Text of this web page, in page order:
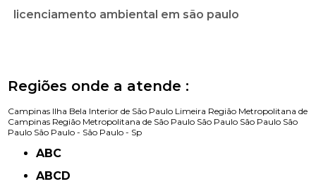
licenciamento ambiental em são paulo
Regiões onde a atende :
Campinas Ilha Bela Interior de São Paulo Limeira Região Metropolitana de
Campinas Região Metropolitana de São Paulo São Paulo São Paulo São
Paulo São Paulo - São Paulo - Sp
ABC
ABCD